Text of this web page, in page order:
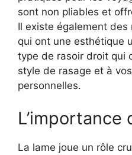
sont non pliables et
Il existe également
qui ont une esthétique
type de rasoir droit qui
style de rasage et à
personnelles.
L’importance
La lame joue un rôle